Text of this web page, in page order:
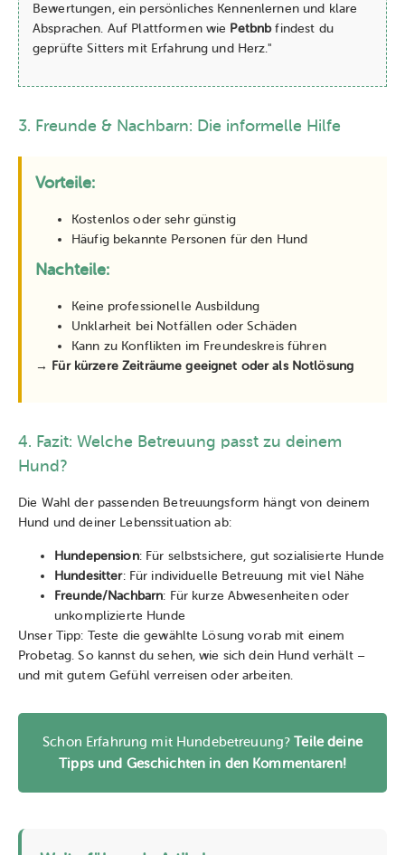
Bewertungen, ein persönliches Kennenlernen und klare
Absprachen. Auf Plattformen wie Petbnbfindest du
geprüfte Sitters mit Erfahrung und Herz."
3. Freunde & Nachbarn: Die informelle Hilfe
Vorteile:
Kostenlos oder sehr günstig
Häufig bekannte Personen für den Hund
Nachteile:
Keine professionelle Ausbildung
Unklarheit bei Notfällen oder Schäden
Kann zu Konflikten im Freundeskreis führen
→ Für kürzere Zeiträume geeignet oder als Notlösung
4. Fazit: Welche Betreuung passt zu deinem
Hund?
Die Wahl der passenden Betreuungsform hängt von deinem
Hund und deiner Lebenssituation ab:
Hundepension: Für selbstsichere, gut sozialisierte Hunde
Hundesitter: Für individuelle Betreuung mit viel Nähe
Freunde/Nachbarn: Für kurze Abwesenheiten oder
unkomplizierte Hunde
Unser Tipp: Teste die gewählte Lösung vorab mit einem
Probetag. So kannst du sehen, wie sich dein Hund verhält –
und mit gutem Gefühl verreisen oder arbeiten.
Schon Erfahrung mit Hundebetreuung?Teile deine
Tipps und Geschichten in den Kommentaren!